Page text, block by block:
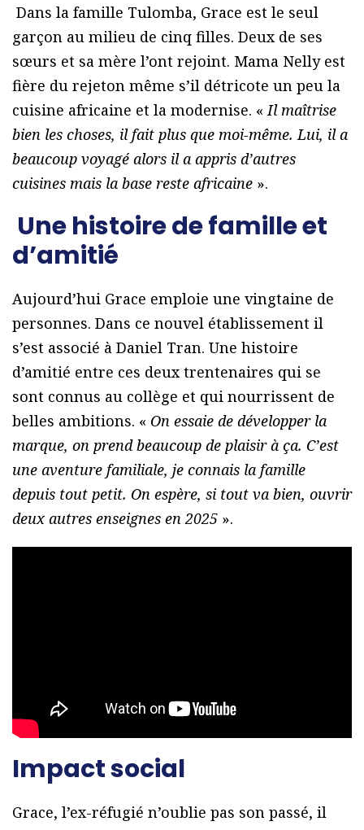
Dans la famille Tulomba, Grace est le seul
garçon au milieu de cinq filles. Deux de ses
sœurs et sa mère l’ont rejoint. Mama Nelly est
fière du rejeton même s’il détricote un peu la
cuisine africaine et la modernise. «Il maîtrise
bien les choses, il fait plus que moi-même. Lui, il a
beaucoup voyagé alors il a appris d’autres
cuisines mais la base reste africaine ».
Une histoire de famille et
d’amitié
Aujourd’hui Grace emploie une vingtaine de
personnes. Dans ce nouvel établissement il
s’est associé à Daniel Tran. Une histoire
d’amitié entre ces deux trentenaires qui se
sont connus au collège et qui nourrissent de
belles ambitions. « On essaie de développer la
marque, on prend beaucoup de plaisir à ça. C’est
une aventure familiale, je connais la famille
depuis tout petit. On espère, si tout va bien, ouvrir
deux autres enseignes en 2025 ».
Impact social
Grace, l’ex-réfugié n’oublie pas son passé, il